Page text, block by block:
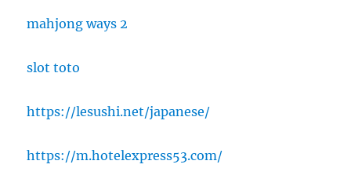
mahjong ways 2
slot toto
https://lesushi.net/japanese/
https://m.hotelexpress53.com/